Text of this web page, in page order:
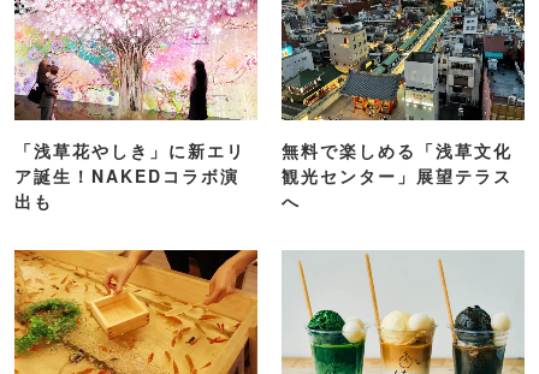
とろろ食べ放題！「浅草む
ぎとろ」ランチバイキング
レポ
話題の抹茶クレープ専門店
「寿清庵」レポ
「浅草花やしき」に新エリ
ア誕生！NAKEDコラボ演
出も
無料で楽しめる「浅草文化
観光センター」展望テラス
へ